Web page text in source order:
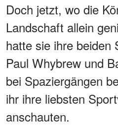
Doch jetzt, wo die
Landschaft allein
hatte sie ihre beiden
Paul Whybrew und
bei Spaziergängen
ihr ihre liebsten
anschauten.